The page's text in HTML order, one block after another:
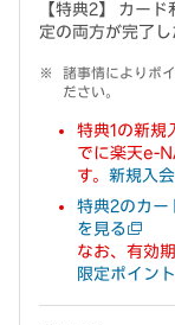
【特典2】 カー
定の両方が完了
諸事情によりポ
ださい。
特典1の新規
でに楽天e-
す。 新規入
特典2のカー
を見る
なお、有効
限定ポイン